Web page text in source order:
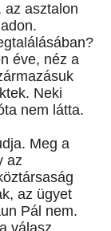
az asztalon
éve, néz a
Neki
nem látta.
Meg a
az
az ügyet
Pál nem.